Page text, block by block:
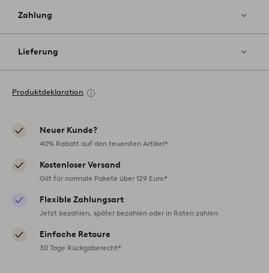
Zahlung
Lieferung
Produktdeklaration
Neuer Kunde?
40% Rabatt auf den teuersten Artikel*
Kostenloser Versand
Gilt für normale Pakete über 129 Euro*
Flexible Zahlungsart
Jetzt bezahlen, später bezahlen oder in Raten zahlen
Einfache Retoure
30 Tage Rückgaberecht*